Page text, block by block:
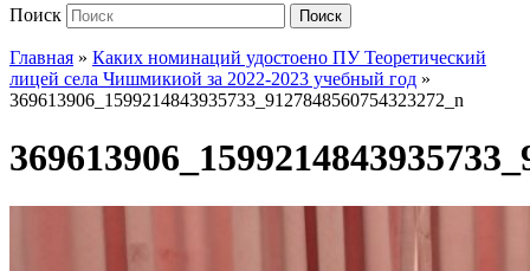
Поиск Поиск
Главная » Каких номинаций удостоено ПУ Теоретический
лицей села Чишмикиой за 2022-2023 учебный год »
369613906_1599214843935733_9127848560754323272_n